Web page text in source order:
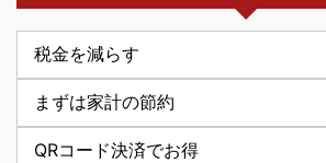
税金を減らす
まずは家計の節約
QRコード決済でお得